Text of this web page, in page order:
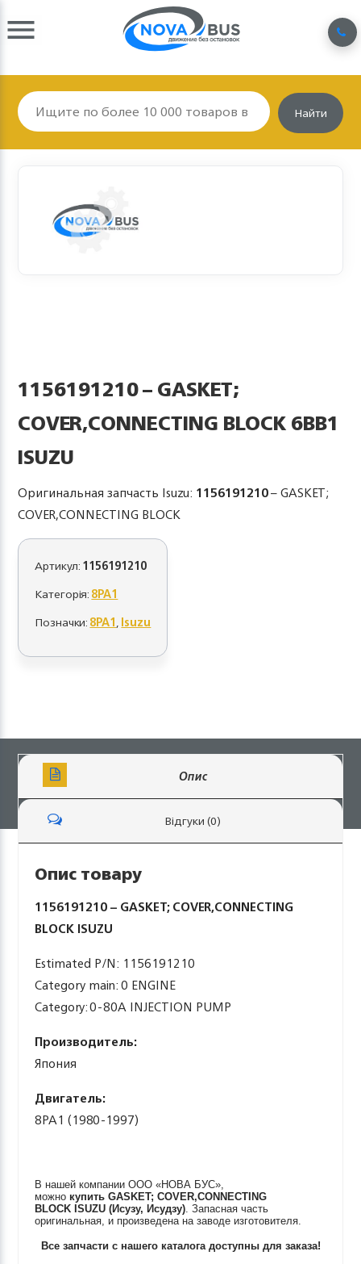
Найти
1156191210 – GASKET;
COVER,CONNECTING BLOCK 6BB1
ISUZU
Оригинальная запчасть Isuzu: 1156191210– GASKET;
COVER,CONNECTING BLOCK
Артикул:1156191210
Категорія:8PA1
Позначки:8PA1,Isuzu
Опис
Відгуки (0)
Опис товару
1156191210 – GASKET; COVER,CONNECTING
BLOCK ISUZU
Estimated P/N: 1156191210
Category main: 0 ENGINE
Category: 0-80A INJECTION PUMP
Производитель:
Япония
Двигатель:
8PA1 (1980-1997)
В нашей компании ООО «НОВА БУС»,
можно купитьGASKET; COVER,CONNECTING
BLOCK ISUZU (Исузу, Исудзу). Запасная часть
оригинальная, и произведена на заводе изготовителя.
Все запчасти с нашего каталога доступны для заказа!